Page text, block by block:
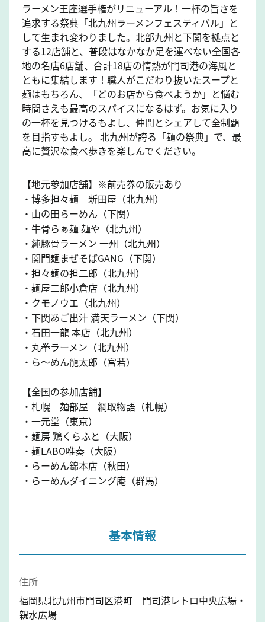
ラーメン王座選手権がリニューアル！一杯の旨さを
追求する祭典「北九州ラーメンフェスティバル」と
して生まれ変わりました。北部九州と下関を拠点と
する12店舗と、普段はなかなか足を運べない全国各
地の名店6店舗、合計18店の情熱が門司港の海風と
ともに集結します！職人がこだわり抜いたスープと
麺はもちろん、「どのお店から食べようか」と悩む
時間さえも最高のスパイスになるはず。お気に入り
の一杯を見つけるもよし、仲間とシェアして全制覇
を目指すもよし。 北九州が誇る「麺の祭典」で、最
高に贅沢な食べ歩きを楽しんでください。
【地元参加店舗】※前売券の販売あり
・博多担々麺 新田屋（北九州）
・山の田らーめん（下関）
・牛骨らぁ麺 麺や（北九州）
・純豚骨ラーメン 一州（北九州）
・関門麺まぜそばGANG（下関）
・担々麺の担二郎（北九州）
・麺屋二郎小倉店（北九州）
・クモノウエ（北九州）
・下関あご出汁 満天ラーメン（下関）
・石田一龍 本店（北九州）
・丸拳ラーメン（北九州）
・ら〜めん龍太郎（宮若）
【全国の参加店舗】
・札幌 麺部屋 綱取物語（札幌）
・一元堂（東京）
・麺房 鶏くらふと（大阪）
・麺LABO唯奏（大阪）
・らーめん錦本店（秋田）
・らーめんダイニング庵（群馬）
基本情報
住所
福岡県北九州市門司区港町 門司港レトロ中央広場・
親水広場